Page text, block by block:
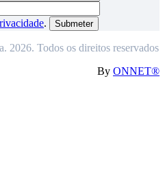
.
Todos os direitos reservados
By ONNET®